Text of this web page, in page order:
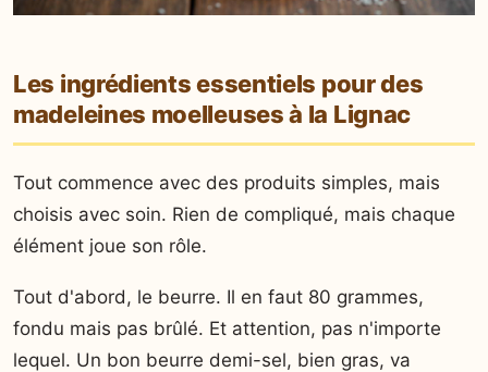
Les ingrédients essentiels pour des
madeleines moelleuses à la Lignac
Tout commence avec des produits simples, mais
choisis avec soin. Rien de compliqué, mais chaque
élément joue son rôle.
Tout d'abord, le beurre. Il en faut 80 grammes,
fondu mais pas brûlé. Et attention, pas n'importe
lequel. Un bon beurre demi-sel, bien gras, va